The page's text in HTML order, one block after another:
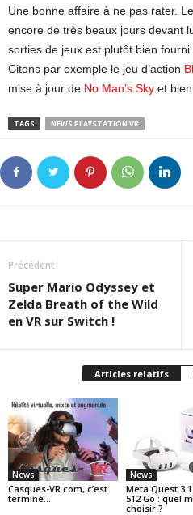
Une bonne affaire à ne pas rater.
encore de très beaux jours devant
sorties de jeux est plutôt bien
Citons par exemple le jeu d’action
mise à jour de No Man’s Sky et bien
TAGS NEWS PLAYSTATION VR
Précédent
Super Mario Odyssey et
Zelda Breath of the Wild
en VR sur Switch !
Articles relatifs
News
Casques-VR.com, c’est
terminé…
News
Meta Quest 3
512 Go : quel
choisir ?